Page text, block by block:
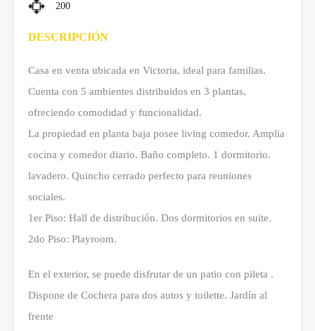
200
DESCRIPCIÓN
Casa en venta ubicada en Victoria, ideal para familias.
Cuenta con 5 ambientes distribuidos en 3 plantas,
ofreciendo comodidad y funcionalidad.
La propiedad en planta baja posee living comedor. Amplia
cocina y comedor diario. Baño completo. 1 dormitorio.
lavadero. Quincho cerrado perfecto para reuniones
sociales.
1er Piso: Hall de distribución. Dos dormitorios en suite.
2do Piso: Playroom.
En el exterior, se puede disfrutar de un patio con pileta .
Dispone de Cochera para dos autos y toilette. Jardín al
frente